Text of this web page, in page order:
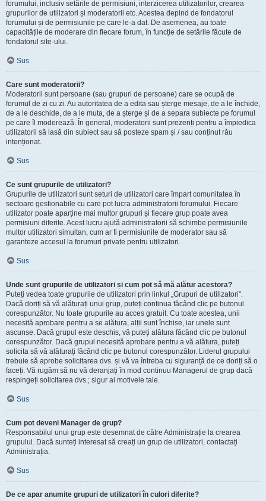
forumului, inclusiv setările de permisiuni, interzicerea utilizatorilor, crearea
grupurilor de utilizatori și moderatorii etc. Acestea depind de fondatorul
forumului și de permisiunile pe care le-a dat. De asemenea, au toate
capacitățile de moderare din fiecare forum, în funcție de setările făcute de
fondatorul site-ului.
Sus
Care sunt moderatorii?
Moderatorii sunt persoane (sau grupuri de persoane) care se ocupă de
forumul de zi cu zi. Au autoritatea de a edita sau șterge mesaje, de a le închide,
de a le deschide, de a le muta, de a șterge și de a separa subiecte pe forumul
pe care îl moderează. În general, moderatorii sunt prezenți pentru a împiedica
utilizatorii să iasă din subiect sau să posteze spam și / sau conținut rău
intenționat.
Sus
Ce sunt grupurile de utilizatori?
Grupurile de utilizatori sunt seturi de utilizatori care împart comunitatea în
sectoare gestionabile cu care pot lucra administratorii forumului. Fiecare
utilizator poate aparține mai multor grupuri și fiecare grup poate avea
permisiuni diferite. Acest lucru ajută administratorii să schimbe permisiunile
multor utilizatori simultan, cum ar fi permisiunile de moderator sau să
garanteze accesul la forumuri private pentru utilizatori.
Sus
Unde sunt grupurile de utilizatori și cum pot să mă alătur acestora?
Puteți vedea toate grupurile de utilizatori prin linkul „Grupuri de utilizatori”.
Dacă doriți să vă alăturați unui grup, puteți continua făcând clic pe butonul
corespunzător. Nu toate grupurile au acces gratuit. Cu toate acestea, unii
necesită aprobare pentru a se alătura, alții sunt închise, iar unele sunt
ascunse. Dacă grupul este deschis, vă puteți alătura făcând clic pe butonul
corespunzător. Dacă grupul necesită aprobare pentru a vă alătura, puteți
solicita să vă alăturați făcând clic pe butonul corespunzător. Liderul grupului
trebuie să aprobe solicitarea dvs. și vă va întreba cu siguranță de ce doriți să o
faceți. Vă rugăm să nu vă deranjați în mod continuu Managerul de grup dacă
respingeți solicitarea dvs.; sigur ai motivele tale.
Sus
Cum pot deveni Manager de grup?
Responsabilul unui grup este desemnat de către Administrație la crearea
grupului. Dacă sunteți interesat să creați un grup de utilizatori, contactați
Administrația.
Sus
De ce apar anumite grupuri de utilizatori în culori diferite?